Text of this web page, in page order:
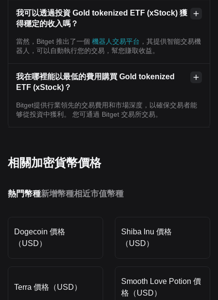
我可以透過投資 Gold tokenized ETF (xStock) 獲
得穩定的收入嗎？
當然，Bitget 推出了一個 機器人交易平台 ，其提供智能交易機
器人，可以自動執行您的交易，幫您賺取收益。
我在哪裡能以最低的費用購買 Gold tokenized
ETF (xStock)？
Bitget提供行業領先的交易費用和市場深度，以確保交易者能
够從投資中獲利。 您可通過 Bitget 交易所交易。
相關加密貨幣價格
熱門幣種新增幣種相近市值幣種
Dogecoin 價格
（USD）
Shiba Inu 價格
（USD）
Terra 價格（USD）
Smooth Love Potion 價
格（USD）